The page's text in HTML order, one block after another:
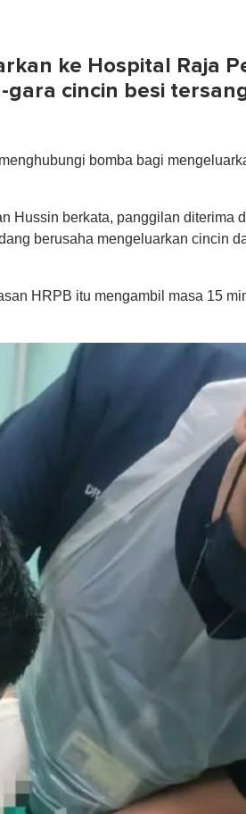
ke Hospital Raja
gara cincin besi
bomba bagi
Hussin berkata, panggilan diterima
berusaha mengeluarkan cincin
HRPB itu mengambil masa 15